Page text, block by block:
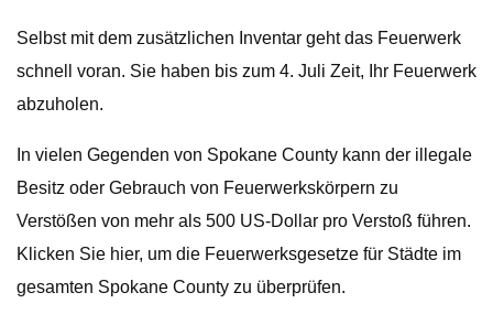
Selbst mit dem zusätzlichen Inventar geht das Feuerwerk
schnell voran. Sie haben bis zum 4. Juli Zeit, Ihr Feuerwerk
abzuholen.
In vielen Gegenden von Spokane County kann der illegale
Besitz oder Gebrauch von Feuerwerkskörpern zu
Verstößen von mehr als 500 US-Dollar pro Verstoß führen.
Klicken Sie hier, um die Feuerwerksgesetze für Städte im
gesamten Spokane County zu überprüfen.